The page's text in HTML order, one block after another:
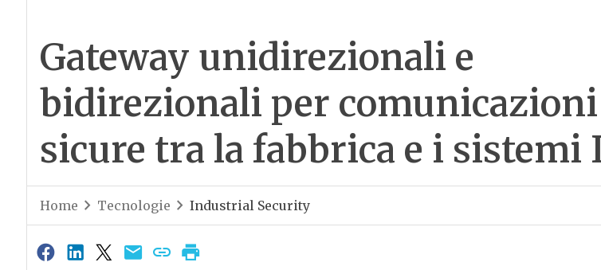
Gateway unidirezionali e
bidirezionali per comunicazioni
sicure tra la fabbrica e i sistemi
Home Tecnologie Industrial Security